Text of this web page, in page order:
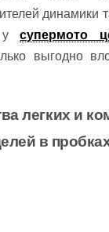
динамики
усупермото
выгодно
легких и
в